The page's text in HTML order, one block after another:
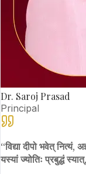
Dr. Saroj Prasad
Principal
“विद्या दीपो भवेत् नित्यं,
यस्यां ज्योतिः प्रबुद्धं